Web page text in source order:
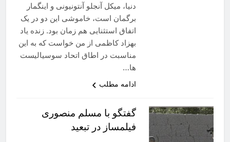
دنیا، میکل آنجلو آنتونیونی و اینگمار
برگمان است، خاموشی این دو در یک
اتفاق استثنایی هم زمان بود. زنده یاد
بهزاد کاظمی از من خواست که به این
مناسبت در اطاق اتحاد سوسیالیست
ها…
ادامه مطلب
گفتگو با مسلم منصوری
فیلمساز در تبعید